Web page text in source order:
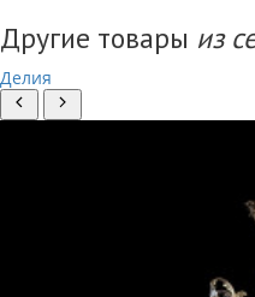
Другие товары из
Делия